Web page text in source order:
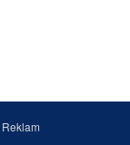
Reklam